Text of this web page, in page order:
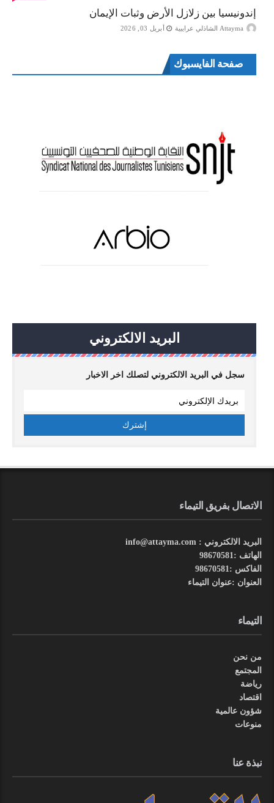
إندونيسيا بين زلازل الأرض وثبات الإيمان
Attayma الشاذلي عرايبية أبريل 03, 2026
صفحة الفايسبوك
البريد الالكتروني
سجل في البريد الالكتروني لتصلك اخر الاخبار
الاتصال بفريق التيماء
البريد الالكتروني : info@attayma.com
الهاتف :98670581
الفاكس :98670581
العنوان :عنوان التيماء
التيماء
من نحن
المجتمع
رياضة
اقتصاد
شؤون عالمية
منوعات
نبذة عنا